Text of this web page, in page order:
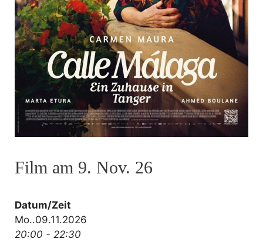
Film am 9. Nov. 26
Datum/Zeit
Mo..09.11.2026
20:00 - 22:30